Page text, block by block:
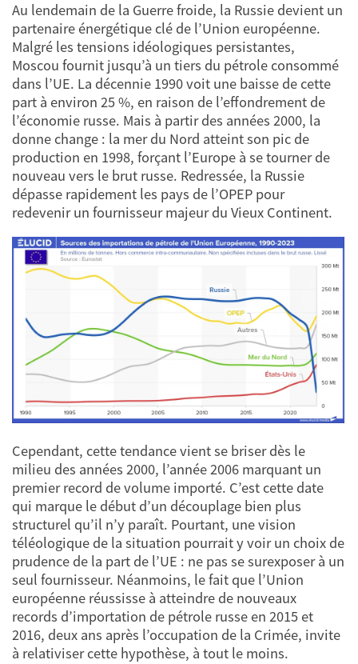
Au lendemain de la Guerre froide, la Russie devient un
partenaire énergétique clé de l’Union européenne.
Malgré les tensions idéologiques persistantes,
Moscou fournit jusqu’à un tiers du pétrole consommé
dans l’UE. La décennie 1990 voit une baisse de cette
part à environ 25 %, en raison de l’effondrement de
l’économie russe. Mais à partir des années 2000, la
donne change : la mer du Nord atteint son pic de
production en 1998, forçant l’Europe à se tourner de
nouveau vers le brut russe. Redressée, la Russie
dépasse rapidement les pays de l’OPEP pour
redevenir un fournisseur majeur du Vieux Continent.
Cependant, cette tendance vient se briser dès le
milieu des années 2000, l’année 2006 marquant un
premier record de volume importé. C’est cette date
qui marque le début d’un découplage bien plus
structurel qu’il n’y paraît. Pourtant, une vision
téléologique de la situation pourrait y voir un choix de
prudence de la part de l’UE : ne pas se surexposer à un
seul fournisseur. Néanmoins, le fait que l’Union
européenne réussisse à atteindre de nouveaux
records d’importation de pétrole russe en 2015 et
2016, deux ans après l’occupation de la Crimée, invite
à relativiser cette hypothèse, à tout le moins.